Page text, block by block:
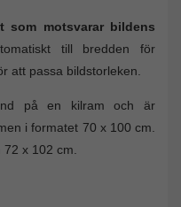
som motsvarar bildens
till bredden för
att passa bildstorleken.
på en kilram och är
i formatet 70 x 100 cm.
x 102 cm.